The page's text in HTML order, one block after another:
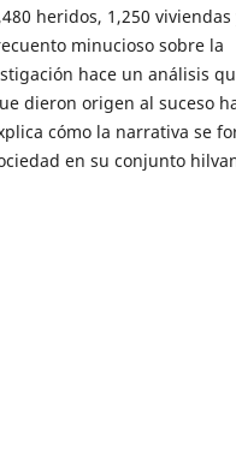
heridos, 1,250 viviendas
minucioso sobre la
hace un análisis
dieron origen al suceso
cómo la narrativa se
en su conjunto